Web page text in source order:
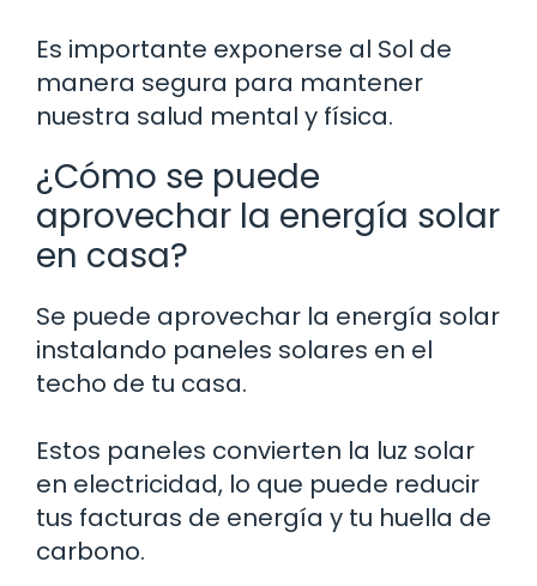
Es importante exponerse al Sol de
manera segura para mantener
nuestra salud mental y física.
¿Cómo se puede
aprovechar la energía solar
en casa?
Se puede aprovechar la energía solar
instalando paneles solares en el
techo de tu casa.
Estos paneles convierten la luz solar
en electricidad, lo que puede reducir
tus facturas de energía y tu huella de
carbono.